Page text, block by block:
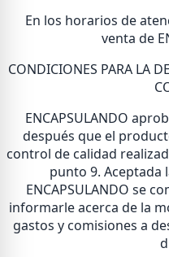
En los horarios de
venta de
CONDICIONES PARA LA
ENCAPSULANDO
después que el
control de calidad
punto 9. Aceptada
ENCAPSULANDO se
informarle acerca de la
gastos y comisiones a